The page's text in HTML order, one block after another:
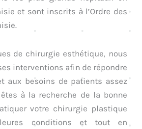
et sont inscrits à l’Ordre des
de chirurgie esthétique, nous
interventions afin de répondre
aux besoins de patients assez
à la recherche de la bonne
votre chirurgie plastique
conditions et tout en